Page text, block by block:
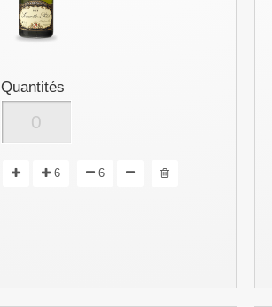
Quantités
6 6